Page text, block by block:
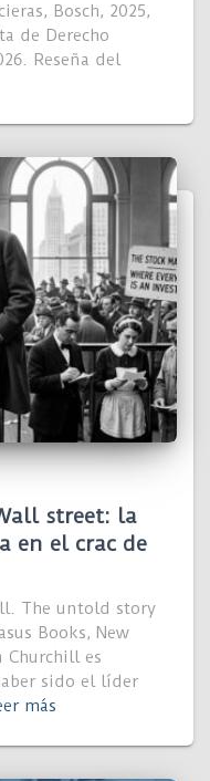
Bosch, 2025,
de Derecho
Reseña del
street: la
en el crac de
The untold story
Books, New
Churchill es
sido el líder
más